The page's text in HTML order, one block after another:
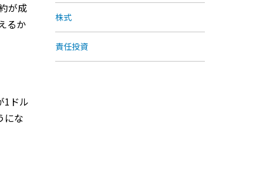
が成
るか
1ドル
にな
株式
責任投資